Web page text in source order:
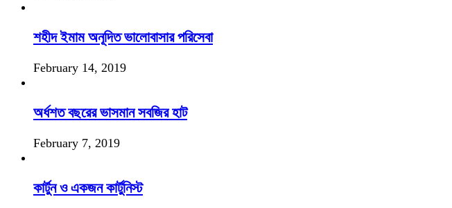
শহীদ ইমাম অনূদিত ভালোবাসার পরিসেবা
February 14, 2019
অর্ধশত বছরের ভাসমান সবজির হাট
February 7, 2019
কার্টুন ও একজন কার্টুনিস্ট